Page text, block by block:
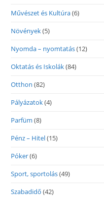
Művészet és Kultúra(6)
Növények(5)
Nyomda – nyomtatás(12)
Oktatás és Iskolák(84)
Otthon (82)
Pályázatok(4)
Parfüm (8)
Pénz – Hitel(15)
Póker(6)
Sport, sportolás(49)
Szabadidő (42)